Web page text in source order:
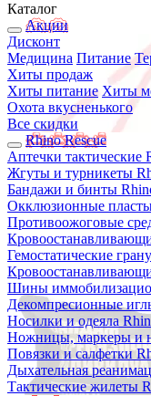
Каталог
Акции
Дисконт
Медицина Питание
Хиты продаж
Хиты питание Хиты
Охота вкусненького
Все скидки
Rhino Rescue
Аптечки тактические
Жгуты и турникеты
Бандажи и бинты
Окклюзионные
Противоожоговые
Гемостатические
Шины
Декомпресионные
Носилки и одеяла
Ножницы, маркеры и
Повязки и салфетки
Дыхательная
Тактические жилеты